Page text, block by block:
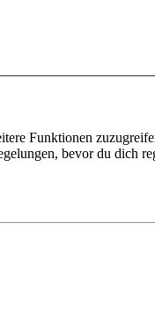
Funktionen
bevor du dich